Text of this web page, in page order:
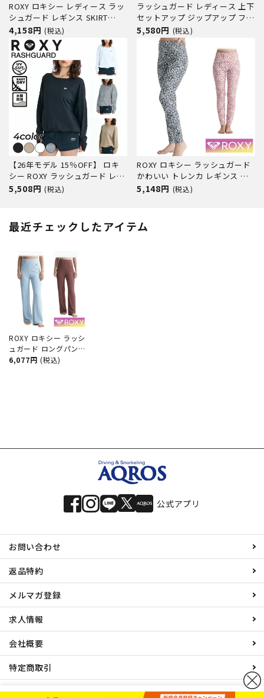
ROXY ロキシー レディース ラッ
シュガード レギンス SKIRT
LEGGINGS RLY251046 水陸両用
体型カバー UVカット 水着 スイ
ムレギンス トレンカ スカート
型 サーフパンツ サーフ サーフ
ィン ブランド
4,158円 (税込)
ラッシュガード レディース 上下
セットアップ ジップアップ フー
ドなし ジョガーパンツ 30代 40
代 50代 体型カバー ゆったり UV
カット 水陸両用 海 ランニング
ヨガ 接触冷感 ヘレイワホ
UPF50+ 日焼け対策 運動 ス
5,580円 (税込)
【26年モデル 15％OFF】 ロキ
シー ROXY ラッシュガード レデ
ィース 長袖 プルオーバー 水陸
ル 海 アウトドア キャンプ
LUMINA RLY261029
5,508円 (税込)
ROXY ロキシー ラッシュガード
かわいい トレンカ レギンス レ
ディース ウェットスーツ インナ
FRESCO TILE LEGGINGS
5,148円 (税込)
最近チェックしたアイテム
ROXY ロキシー ラッシ
ュガード ロングパンツ
パンツ レギンス トレ
6,077円 (税込)
公式アプリ
お問い合わせ
返品特約
メルマガ登録
求人情報
会社概要
特定商取引
プライバシーポリシー